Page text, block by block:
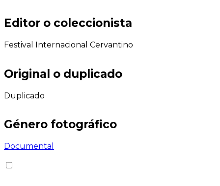
Editor o coleccionista
Festival Internacional Cervantino
Original o duplicado
Duplicado
Género fotográfico
Documental